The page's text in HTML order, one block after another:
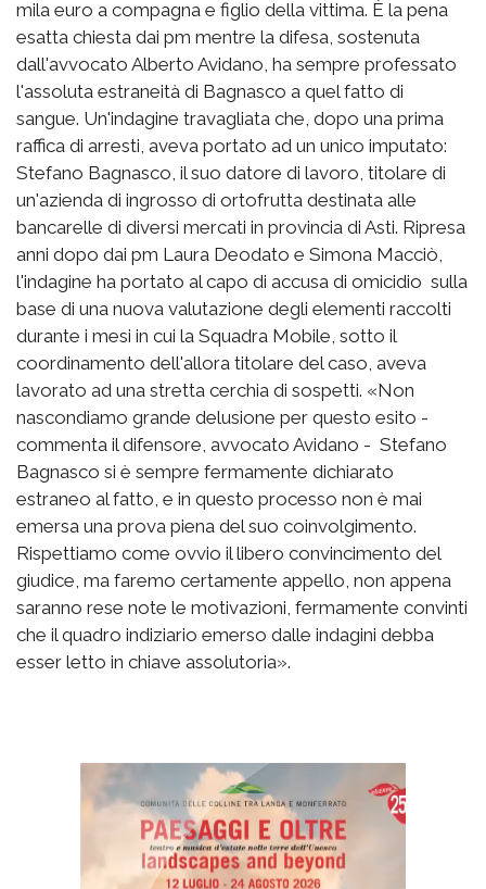
mila euro a compagna e figlio della vittima. È la pena
esatta chiesta dai pm mentre la difesa, sostenuta
dall'avvocato Alberto Avidano, ha sempre professato
l'assoluta estraneità di Bagnasco a quel fatto di
sangue. Un'indagine travagliata che, dopo una prima
raffica di arresti, aveva portato ad un unico imputato:
Stefano Bagnasco, il suo datore di lavoro, titolare di
un'azienda di ingrosso di ortofrutta destinata alle
bancarelle di diversi mercati in provincia di Asti. Ripresa
anni dopo dai pm Laura Deodato e Simona Macciò,
l'indagine ha portato al capo di accusa di omicidio sulla
base di una nuova valutazione degli elementi raccolti
durante i mesi in cui la Squadra Mobile, sotto il
coordinamento dell'allora titolare del caso, aveva
lavorato ad una stretta cerchia di sospetti. «Non
nascondiamo grande delusione per questo esito -
commenta il difensore, avvocato Avidano - Stefano
Bagnasco si è sempre fermamente dichiarato
estraneo al fatto, e in questo processo non è mai
emersa una prova piena del suo coinvolgimento.
Rispettiamo come ovvio il libero convincimento del
giudice, ma faremo certamente appello, non appena
saranno rese note le motivazioni, fermamente convinti
che il quadro indiziario emerso dalle indagini debba
esser letto in chiave assolutoria».